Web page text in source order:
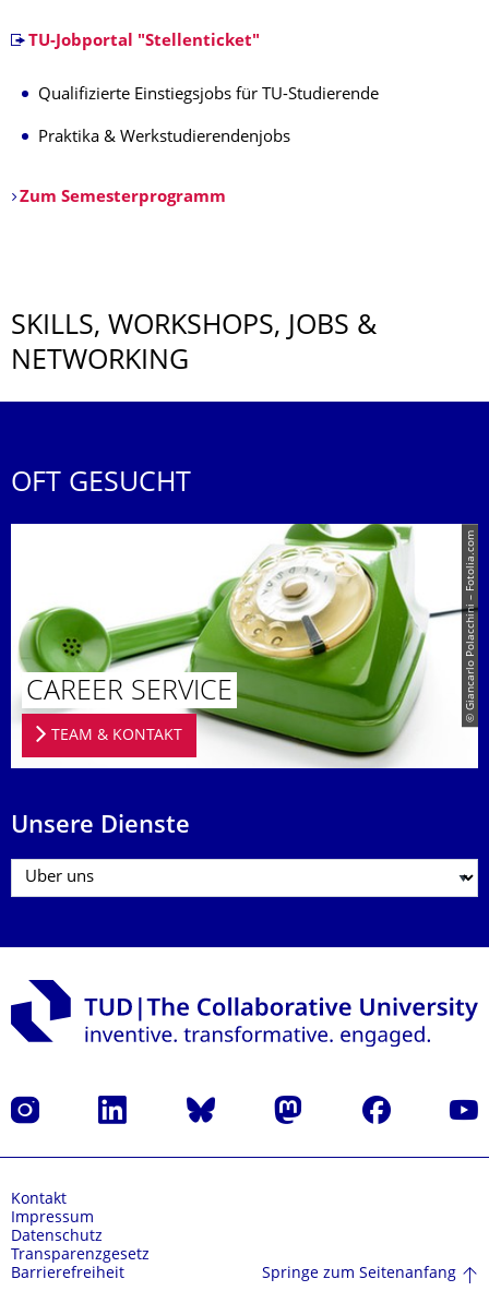
TU-Jobportal "Stellenticket"
Qualifizierte Einstiegsjobs für TU-Studierende
Praktika & Werkstudierendenjobs
Zum Semesterprogramm
SKILLS, WORKSHOPS, JOBS &
NETWORKING
OFT GESUCHT
© Giancarlo Polacchini – Fotolia.com
CAREER SERVICE
TEAM & KONTAKT
Unsere Dienste
Instagram LinkedIn Bluesky Mastodon Facebook
Kontakt
Impressum
Datenschutz
Transparenzgesetz
Barrierefreiheit
Springe zum Seitenanfang